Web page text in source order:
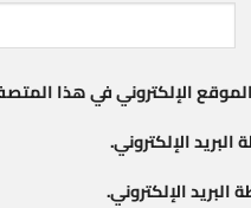
الإلكتروني في هذا
الإلكتروني.
الإلكتروني.